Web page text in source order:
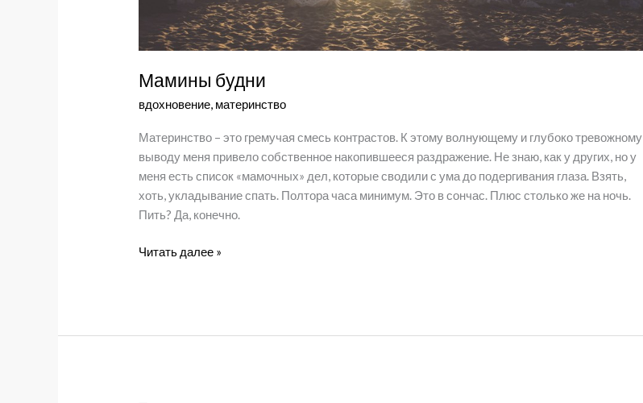
Мамины будни
вдохновение, материнство
Материнство – это гремучая смесь контрастов. К этому волнующему и глубоко тревожному
выводу меня привело собственное накопившееся раздражение. Не знаю, как у других, но у
меня есть список «мамочных» дел, которые сводили с ума до подергивания глаза. Взять,
хоть, укладывание спать. Полтора часа минимум. Это в сончас. Плюс столько же на ночь.
Пить? Да, конечно.
Мамины
Читать далее »